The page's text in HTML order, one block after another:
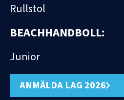
Rullstol
BEACHHANDBOLL:
Junior
ANMÄLDA LAG 2026